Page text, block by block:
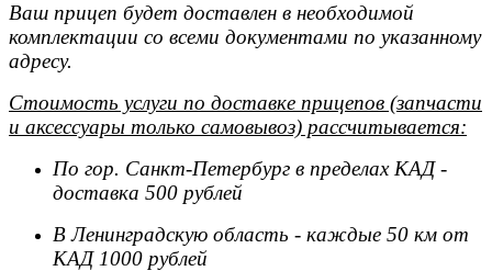
Ваш прицеп будет доставлен в необходимой
комплектации со всеми документами по указанному
адресу.
Стоимость услуги по доставке прицепов (запчасти
и аксессуары только самовывоз) рассчитывается:
По гор. Санкт-Петербург в пределах КАД -
доставка 500 рублей
В Ленинградскую область - каждые 50 км от
КАД 1000 рублей